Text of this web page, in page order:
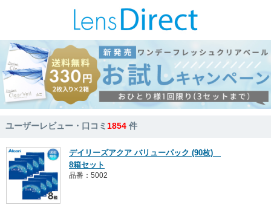
ユーザーレビュー・口コミ1854 件
デイリーズアクア バリューパック (90枚)
8箱セット
品番：5002